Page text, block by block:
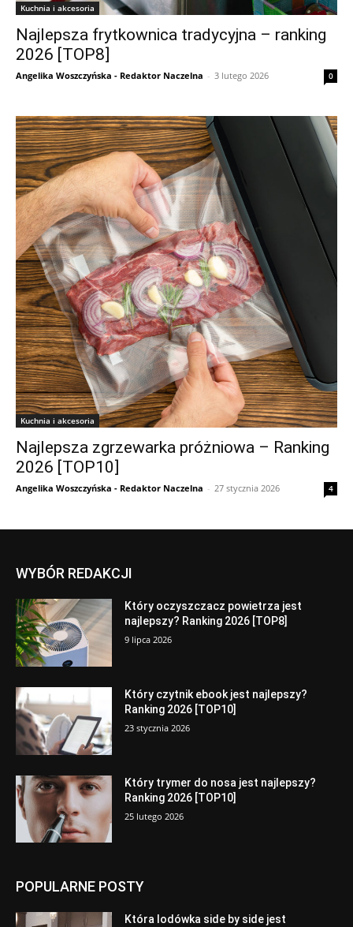
Kuchnia i akcesoria
Najlepsza frytkownica tradycyjna – ranking
2026 [TOP8]
Angelika Woszczyńska - Redaktor Naczelna - 3 lutego 2026 0
Kuchnia i akcesoria
Najlepsza zgrzewarka próżniowa – Ranking
2026 [TOP10]
Angelika Woszczyńska - Redaktor Naczelna - 27 stycznia 2026 4
WYBÓR REDAKCJI
Który oczyszczacz powietrza jest
najlepszy? Ranking 2026 [TOP8]
9 lipca 2026
Który czytnik ebook jest najlepszy?
Ranking 2026 [TOP10]
23 stycznia 2026
Który trymer do nosa jest najlepszy?
Ranking 2026 [TOP10]
25 lutego 2026
POPULARNE POSTY
Która lodówka side by side jest